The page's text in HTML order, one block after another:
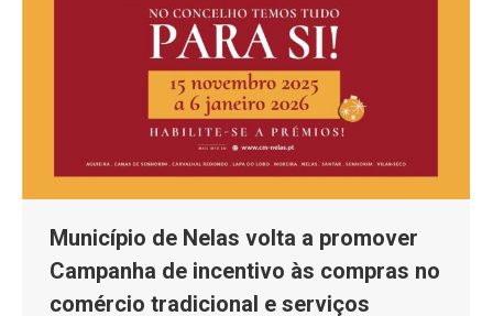
Município de Nelas volta a promover
Campanha de incentivo às compras no
comércio tradicional e serviços